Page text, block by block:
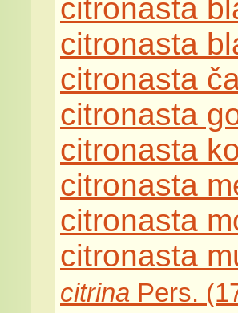
citronasta
citronasta
citronasta
citronasta
citronasta
citronasta
citronasta
citronasta
citrina Pers.